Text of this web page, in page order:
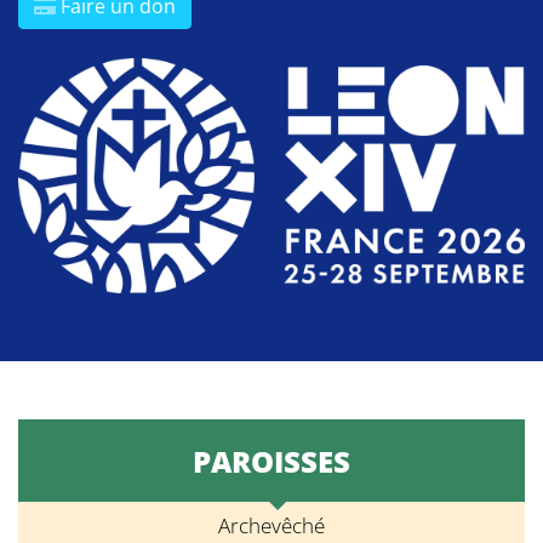
Faire un don
PAROISSES
Archevêché